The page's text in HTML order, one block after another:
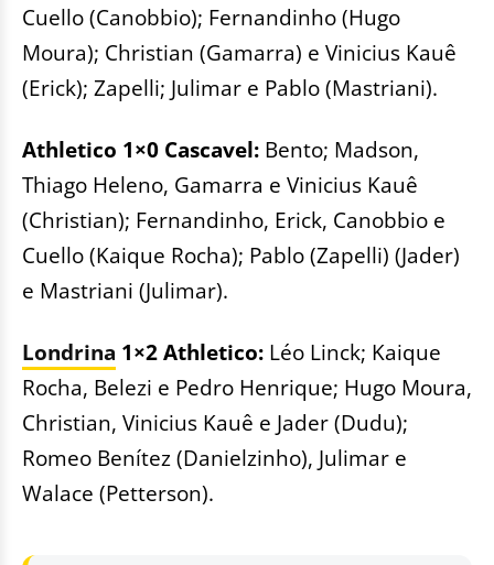
Cuello (Canobbio); Fernandinho (Hugo
Moura); Christian (Gamarra) e Vinicius Kauê
(Erick); Zapelli; Julimar e Pablo (Mastriani).
Athletico 1×0 Cascavel: Bento; Madson,
Thiago Heleno, Gamarra e Vinicius Kauê
(Christian); Fernandinho, Erick, Canobbio e
Cuello (Kaique Rocha); Pablo (Zapelli) (Jader)
e Mastriani (Julimar).
Londrina 1×2 Athletico: Léo Linck; Kaique
Rocha, Belezi e Pedro Henrique; Hugo Moura,
Christian, Vinicius Kauê e Jader (Dudu);
Romeo Benítez (Danielzinho), Julimar e
Walace (Petterson).